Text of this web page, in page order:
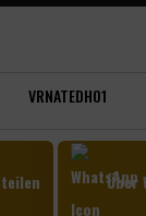
VRNATEDH01
Über